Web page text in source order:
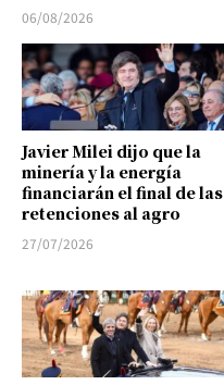
06/08/2026
Javier Milei dijo que la
minería y la energía
financiarán el final de las
retenciones al agro
27/07/2026